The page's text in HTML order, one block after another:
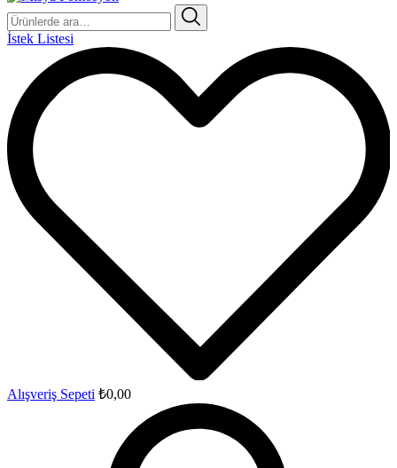
Ara:
İstek Listesi
Alışveriş Sepeti ₺0,00